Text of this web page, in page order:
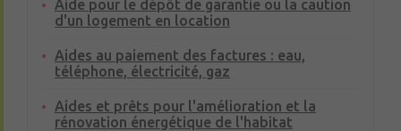
Aide pour le dépôt de garantie ou la caution
d'un logement en location
Aides au paiement des factures : eau,
téléphone, électricité, gaz
Aides et prêts pour l'amélioration et la
rénovation énergétique de l'habitat